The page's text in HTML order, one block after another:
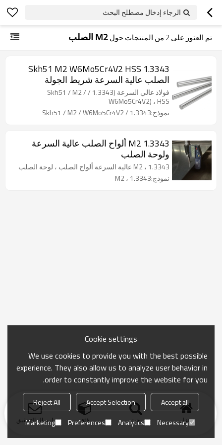
الرجاء إدخال مصطلح البحث
تم العثور على 2 من المنتجات حولM2 الصلب
1.3343 Skh51 M2 W6Mo5Cr4V2 HSS
الصلب عالية السرعة شريط الجولة
فولاذ عالي السرعة (1.3343 / Skh51 / M2 /
W6Mo5Cr4V2) ، HSS
نموذج:1.3343 / Skh51 / M2 / W6Mo5Cr4V2
1.3343 M2 ألواح الصلب عالية السرعة
ولوحة الصلب
1.3343 ، M2 عالية السرعة ألواح الصلب ، لوحة الصلب
نموذج:1.3343 ، M2
منزل بحث فئة ارسال التحقيق
Cookie settings
We use cookies to provide you with the best possible
experience. They also allow us to analyze user behavior in
order to constantly improve the website for you.
Accept all
Accept Selection
Reject All
Necessary
Analytics
Preferences
Marketing